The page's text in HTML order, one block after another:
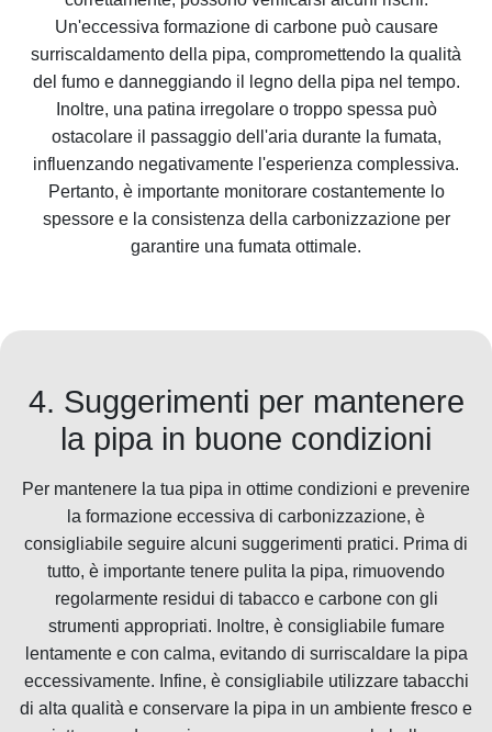
Un'eccessiva formazione di carbone può causare
surriscaldamento della pipa, compromettendo la qualità
del fumo e danneggiando il legno della pipa nel tempo.
Inoltre, una patina irregolare o troppo spessa può
ostacolare il passaggio dell'aria durante la fumata,
influenzando negativamente l'esperienza complessiva.
Pertanto, è importante monitorare costantemente lo
spessore e la consistenza della carbonizzazione per
garantire una fumata ottimale.
4. Suggerimenti per mantenere
la pipa in buone condizioni
Per mantenere la tua pipa in ottime condizioni e prevenire
la formazione eccessiva di carbonizzazione, è
consigliabile seguire alcuni suggerimenti pratici. Prima di
tutto, è importante tenere pulita la pipa, rimuovendo
regolarmente residui di tabacco e carbone con gli
strumenti appropriati. Inoltre, è consigliabile fumare
lentamente e con calma, evitando di surriscaldare la pipa
eccessivamente. Infine, è consigliabile utilizzare tabacchi
di alta qualità e conservare la pipa in un ambiente fresco e